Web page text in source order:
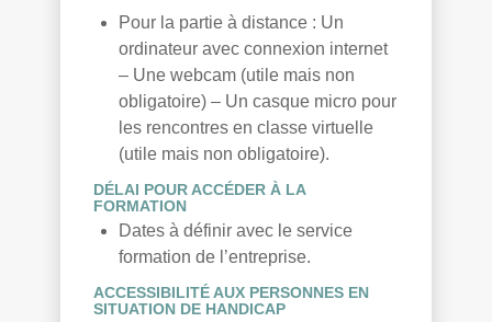
Pour la partie à distance : Un
ordinateur avec connexion internet
– Une webcam (utile mais non
obligatoire) – Un casque micro pour
les rencontres en classe virtuelle
(utile mais non obligatoire).
DÉLAI POUR ACCÉDER À LA
FORMATION
Dates à définir avec le service
formation de l’entreprise.
ACCESSIBILITÉ AUX PERSONNES EN
SITUATION DE HANDICAP